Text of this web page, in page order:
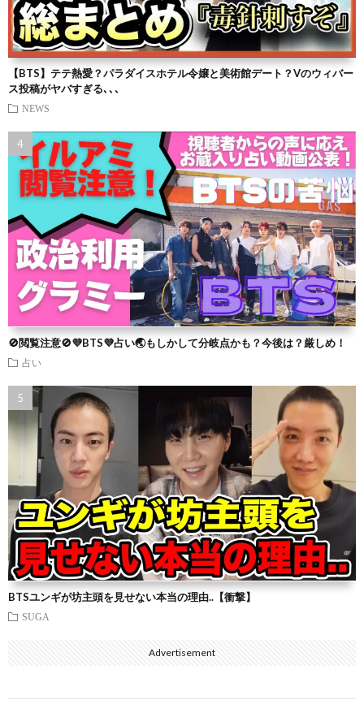
【BTS】テテ熱愛？パラダイスホテル令嬢と美術館デート？Vのウィバー
ス投稿がヤバすぎる､､､
NEWS
🚫閲覧注意🚫💜BTS💜占い🌏もしかして分岐点かも？今後は？厳しめ！
占い
BTSユンギが坊主頭を見せない本当の理由..【衝撃】
SUGA
Advertisement